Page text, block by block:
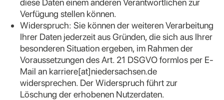
Verfügung stellen können.
Widerspruch: Sie können der weiteren Verarbeitung
Ihrer Daten jederzeit aus Gründen, die sich aus Ihrer
besonderen Situation ergeben, im Rahmen der
Voraussetzungen des Art. 21 DSGVO formlos per E-
Mail an karriere[at]niedersachsen.de
widersprechen. Der Widerspruch führt zur
Löschung der erhobenen Nutzerdaten.